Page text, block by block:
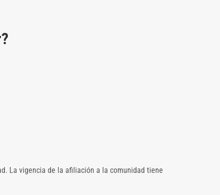
La vigencia de la afiliación a la comunidad tiene